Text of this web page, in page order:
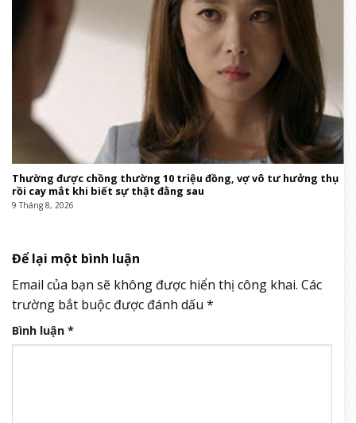
Thường được chồng thường 10 triệu đồng, vợ vô tư hưởng thụ
rồi cay mắt khi biết sự thật đằng sau
9 Tháng 8, 2026
Để lại một bình luận
Email của bạn sẽ không được hiển thị công khai. Các
trường bắt buộc được đánh dấu *
Bình luận *